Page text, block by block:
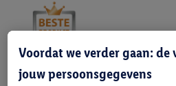
Voordat we verder gaan: de
jouw persoonsgegevens